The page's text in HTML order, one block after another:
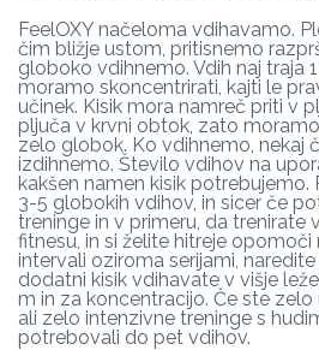
FeelOXY načeloma vdihavamo.
čim bližje ustom, pritisnemo
globoko vdihnemo. Vdih naj traja
moramo skoncentrirati, kajti le
učinek. Kisik mora namreč priti v
pljuča v krvni obtok, zato
zelo globok. Ko vdihnemo, nekaj
izdihnemo. Število vdihov na
kakšen namen kisik potrebujemo.
3-5 globokih vdihov, in sicer če
treninge in v primeru, da trenirate
fitnesu, in si želite hitreje
intervali oziroma serijami,
dodatni kisik vdihavate v višje
m in za koncentracijo. Če ste zelo
ali zelo intenzivne treninge s
potrebovali do pet vdihov.